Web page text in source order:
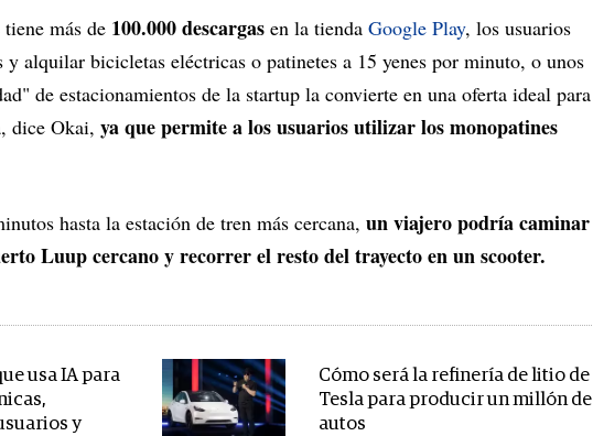
más de 100.000 descargas en la tienda Google Play, los usuarios
alquilar bicicletas eléctricas o patinetes a 15 yenes por minuto, o unos
de estacionamientos de la startup la convierte en una oferta ideal para
dice Okai, ya que permite a los usuarios utilizar los monopatines
hasta la estación de tren más cercana, un viajero podría caminar
Luup cercano y recorrer el resto del trayecto en un scooter.
usa IA para
y
Cómo será la refinería de litio de
Tesla para producir un millón de
autos